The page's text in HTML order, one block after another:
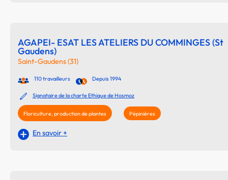
AGAPEI- ESAT LES ATELIERS DU COMMINGES (St
Gaudens)
Saint-Gaudens (31)
110 travailleurs Depuis 1994
Signataire de la charte Ethique de Hosmoz
Floriculture, production de plantes Pépinières
En savoir +